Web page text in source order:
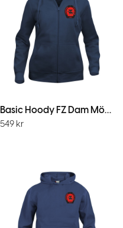
Basic Hoody FZ Dam Mörk Marin
549 kr